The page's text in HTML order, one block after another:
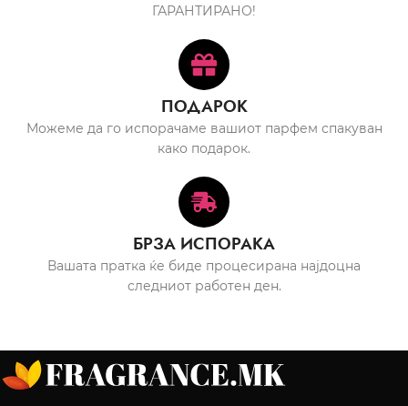
ГАРАНТИРАНО!
ПОДАРОК
Можеме да го испорачаме вашиот парфем спакуван
како подарок.
БРЗА ИСПОРАКА
Вашата пратка ќе биде процесирана најдоцна
следниот работен ден.